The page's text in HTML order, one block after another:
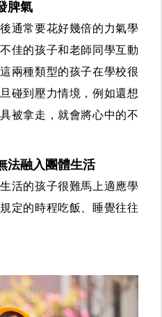
脾氣
通常要花好幾倍的力氣學
佳的孩子和老師同學互動
兩種類型的孩子在學校很
碰到壓力情境，例如還想
被拿走，就會將心中的不
法融入團體生活
活的孩子很難馬上適應學
定的時程吃飯、睡覺往往